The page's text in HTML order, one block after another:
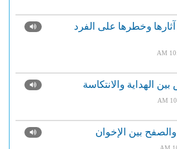
وخطرها على الفرد
الهداية والانتكاسة
بين الإخوان